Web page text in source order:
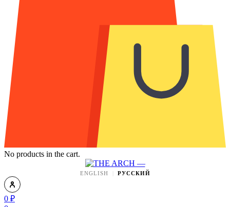
No products in the cart.
ENGLISH РУССКИЙ
0 ₽